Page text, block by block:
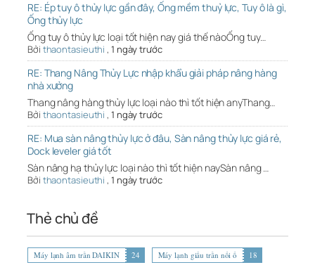
RE: Ép tuy ô thủy lực gần đây, Ống mềm thuỷ lực, Tuy ô là gì,
Ống thủy lực
Ống tuy ô thủy lực loại tốt hiện nay giá thế nàoỐng tuy…
Bởi thaontasieuthi , 1 ngày trước
RE: Thang Nâng Thủy Lực nhập khẩu giải pháp nâng hàng
nhà xưởng
Thang nâng hàng thủy lực loại nào thì tốt hiện anyThang…
Bởi thaontasieuthi , 1 ngày trước
RE: Mua sàn nâng thủy lực ở đâu, Sàn nâng thủy lực giá rẻ,
Dock leveler giá tốt
Sàn nâng hạ thủy lực loại nào thì tốt hiện naySàn nâng …
Bởi thaontasieuthi , 1 ngày trước
Thẻ chủ đề
Máy lạnh âm trần DAIKIN 24 Máy lạnh giấu trần nối ố
18